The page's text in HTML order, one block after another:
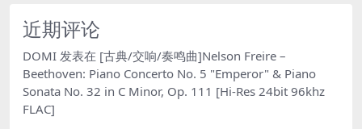
近期评论
DOMI 发表在 [古典/交响/奏鸣曲]Nelson Freire –
Beethoven: Piano Concerto No. 5 "Emperor" & Piano
Sonata No. 32 in C Minor, Op. 111 [Hi-Res 24bit 96khz
FLAC]